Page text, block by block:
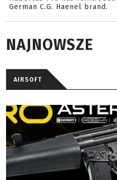
German C.G. Haenel brand.
NAJNOWSZE
AIRSOFT